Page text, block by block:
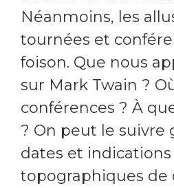
Néanmoins, les
tournées et
foison. Que nous
sur Mark Twain ?
conférences ? À
? On peut le suivre
dates et indications
topographiques de